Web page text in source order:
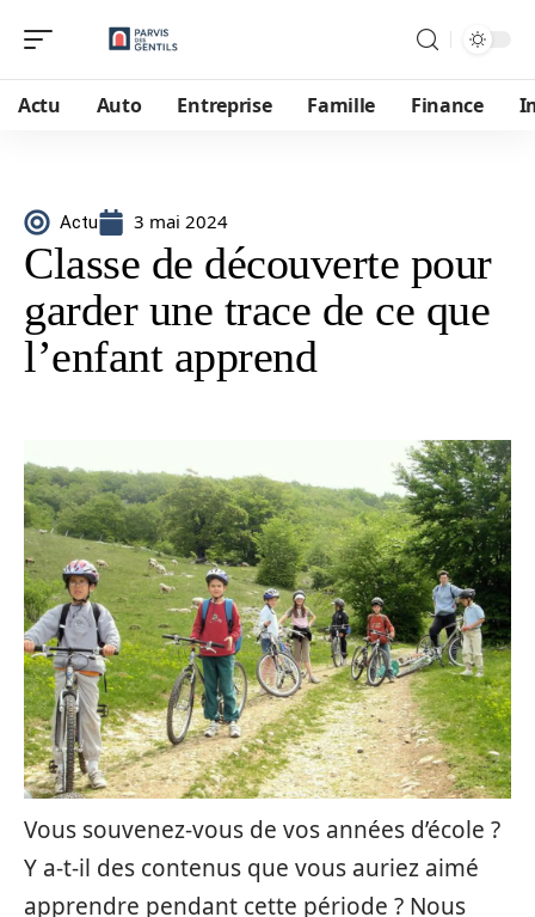
Actu Auto Entreprise Famille Finance
Actu 3 mai 2024
Classe de découverte pour
garder une trace de ce que
l’enfant apprend
Vous souvenez-vous de vos années d’école ?
Y a-t-il des contenus que vous auriez aimé
apprendre pendant cette période ? Nous